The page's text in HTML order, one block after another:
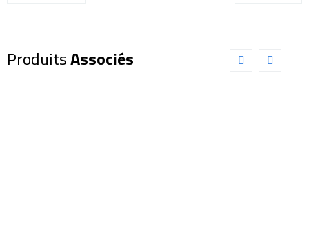
ProduitsAssociés